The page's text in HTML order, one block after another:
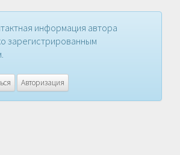
информация автора
зарегистрированным
Авторизация